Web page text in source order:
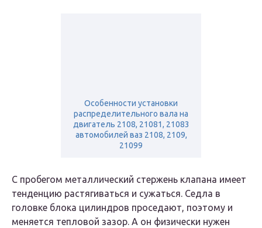
Особенности установки
распределительного вала на
двигатель 2108, 21081, 21083
автомобилей ваз 2108, 2109,
21099
С пробегом металлический стержень клапана имеет
тенденцию растягиваться и сужаться. Седла в
головке блока цилиндров проседают, поэтому и
меняется тепловой зазор. А он физически нужен